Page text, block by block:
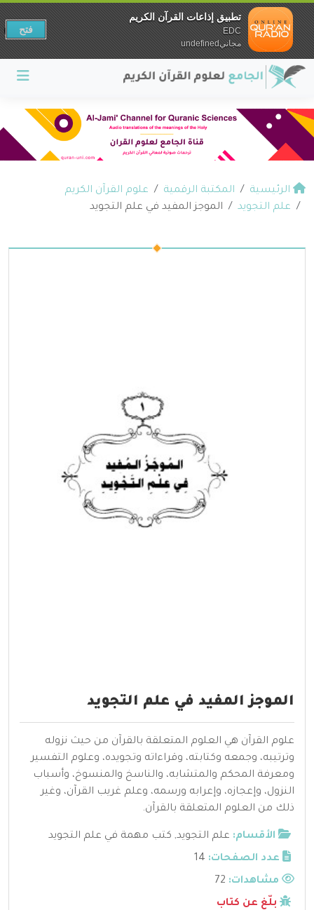
الرئيسية المكتبة الرقمية
علوم القرآن الكريم
علم التجويد
الموجز المفيد في علم التجويد
الموجز المفيد في علم التجويد
علوم القرآن هي العلوم المتعلقة بالقرآن من حيث نزوله
وترتيبه، وجمعه وكتابته، وقراءاته وتجويده، وعلوم التفسير
ومعرفة المحكم والمتشابه، والناسخ والمنسوخ، وأسباب
النزول، وإعجازه، وإعرابه ورسمه، وعلم غريب القرآن، وغير
ذلك من العلوم المتعلقة بالقرآن.
الأقسام: علم التجويد, كتب مهمة في علم التجويد
عدد الصفحات: 14
مشاهدات:
بلّغ عن كتاب
تطبيق إذاعات القرآن الكريم
EDC
مجانيundefined
فتح